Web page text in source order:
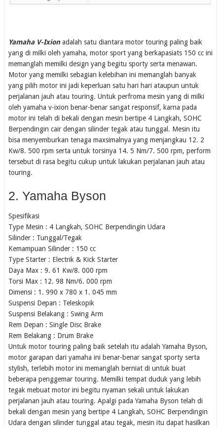
Yamaha V-Ixion adalah satu diantara motor touring paling baik
yang di milki oleh yamaha, motor sport yang berkapasiats 150 cc ini
memanglah memilki design yang begitu sporty serta menawan.
Motor yang memilki sebagian kelebihan ini memanglah banyak
yang pilih motor ini jadi keperluan satu hari hari ataupun untuk
perjalanan jauh atau touring. Untuk perfroma mesin yang di milki
oleh yamaha v-ixion benar-benar sangat responsif, karna pada
motor ini telah di bekali dengan mesin bertipe 4 Langkah, SOHC
Berpendingin cair dengan silinder tegak atau tunggal. Mesin itu
bisa menyemburkan tenaga maxsimalnya yang menjangkau 12. 2
Kw/8. 500 rpm serta untuk torsinya 14. 5 Nm/7. 500 rpm, perform
tersebut di rasa begitu cukup untuk lakukan perjalanan jauh atau
touring.
2. Yamaha Byson
Spesifikasi
Type Mesin : 4 Langkah, SOHC Berpendingin Udara
Silinder : Tunggal/Tegak
Kemampuan Silinder : 150 cc
Type Starter : Electrik & Kick Starter
Daya Max : 9. 61 Kw/8. 000 rpm
Torsi Max : 12. 98 Nm/6. 000 rpm
Dimensi : 1. 990 x 780 x 1. 045 mm
Suspensi Depan : Teleskopik
Suspensi Belakang : Swing Arm
Rem Depan : Single Disc Brake
Rem Belakang : Drum Brake
Untuk motor touring paling baik setelah itu adalah Yamaha Byson,
motor garapan dari yamaha ini benar-benar sangat sporty serta
stylish, terlebih motor ini memanglah berniat di untuk buat
beberapa penggemar touring. Memilki tempat duduk yang lebih
tegak mebuat motor ini begitu nyaman sekali untuk lakukan
perjalanan jauh atau touring. Apalgi pada Yamaha Byson telah di
bekali dengan mesin yang bertipe 4 Langkah, SOHC Berpendingin
Udara dengan silinder tunggal atau tegak, mesin itu dapat hasilkan